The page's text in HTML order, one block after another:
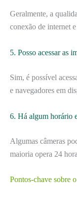
Geralmente, a
conexão de internet
5. Posso acessar as
Sim, é possível
e navegadores em
6. Há algum horário
Algumas câmeras
maioria opera 24
Pontos-chave sobre